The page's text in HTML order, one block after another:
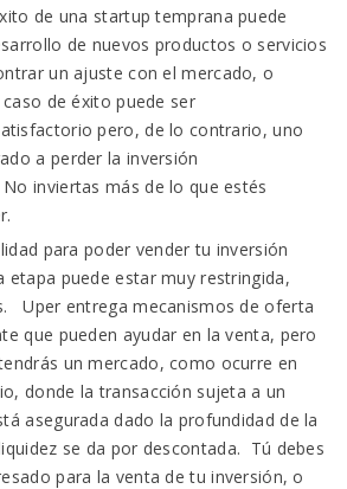
de una startup temprana puede
de nuevos productos o servicios
un ajuste con el mercado, o
de éxito puede ser
pero, de lo contrario, uno
a perder la inversión
inviertas más de lo que estés
para poder vender tu inversión
etapa puede estar muy restringida,
Uper entrega mecanismos de oferta
que pueden ayudar en la venta, pero
un mercado, como ocurre en
donde la transacción sujeta a un
asegurada dado la profundidad de la
se da por descontada. Tú debes
para la venta de tu inversión, o